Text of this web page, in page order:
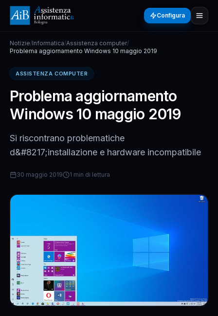
Configura
Notizie/Informatica/Assistenza computer/
Problema aggiornamento Windows 10 maggio 2019
ASSISTENZA COMPUTER
Problema aggiornamento
Windows 10 maggio 2019
Si riscontrano problematiche
d&#8217;installazione e hardware incompatibile
30 maggio 2019 1 min di lettura